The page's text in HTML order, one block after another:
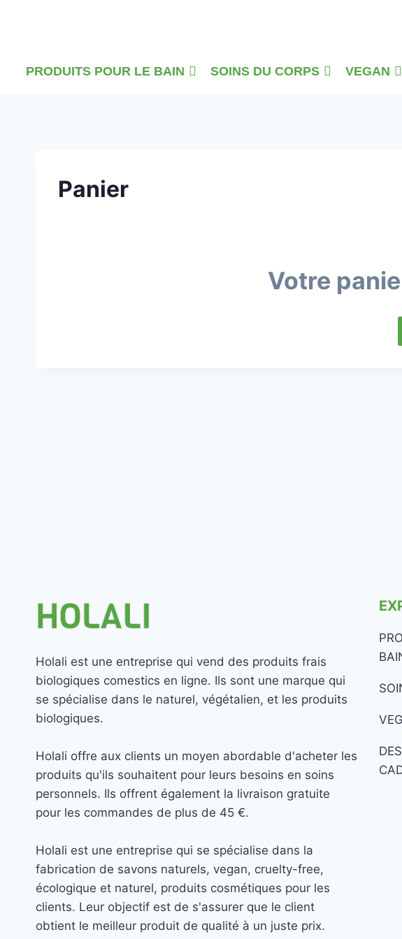
PRODUITS POUR LE BAIN SOINS DU CORPS VEGAN
Panier
Votre
Holali est une entreprise qui vend des produits frais
biologiques comestics en ligne. Ils sont une marque qui
se spécialise dans le naturel, végétalien, et les produits
biologiques.
Holali offre aux clients un moyen abordable d'acheter les
produits qu'ils souhaitent pour leurs besoins en soins
personnels. Ils offrent également la livraison gratuite
pour les commandes de plus de 45 €.
Holali est une entreprise qui se spécialise dans la
fabrication de savons naturels, vegan, cruelty-free,
écologique et naturel, produits cosmétiques pour les
clients. Leur objectif est de s'assurer que le client
obtient le meilleur produit de qualité à un juste prix.